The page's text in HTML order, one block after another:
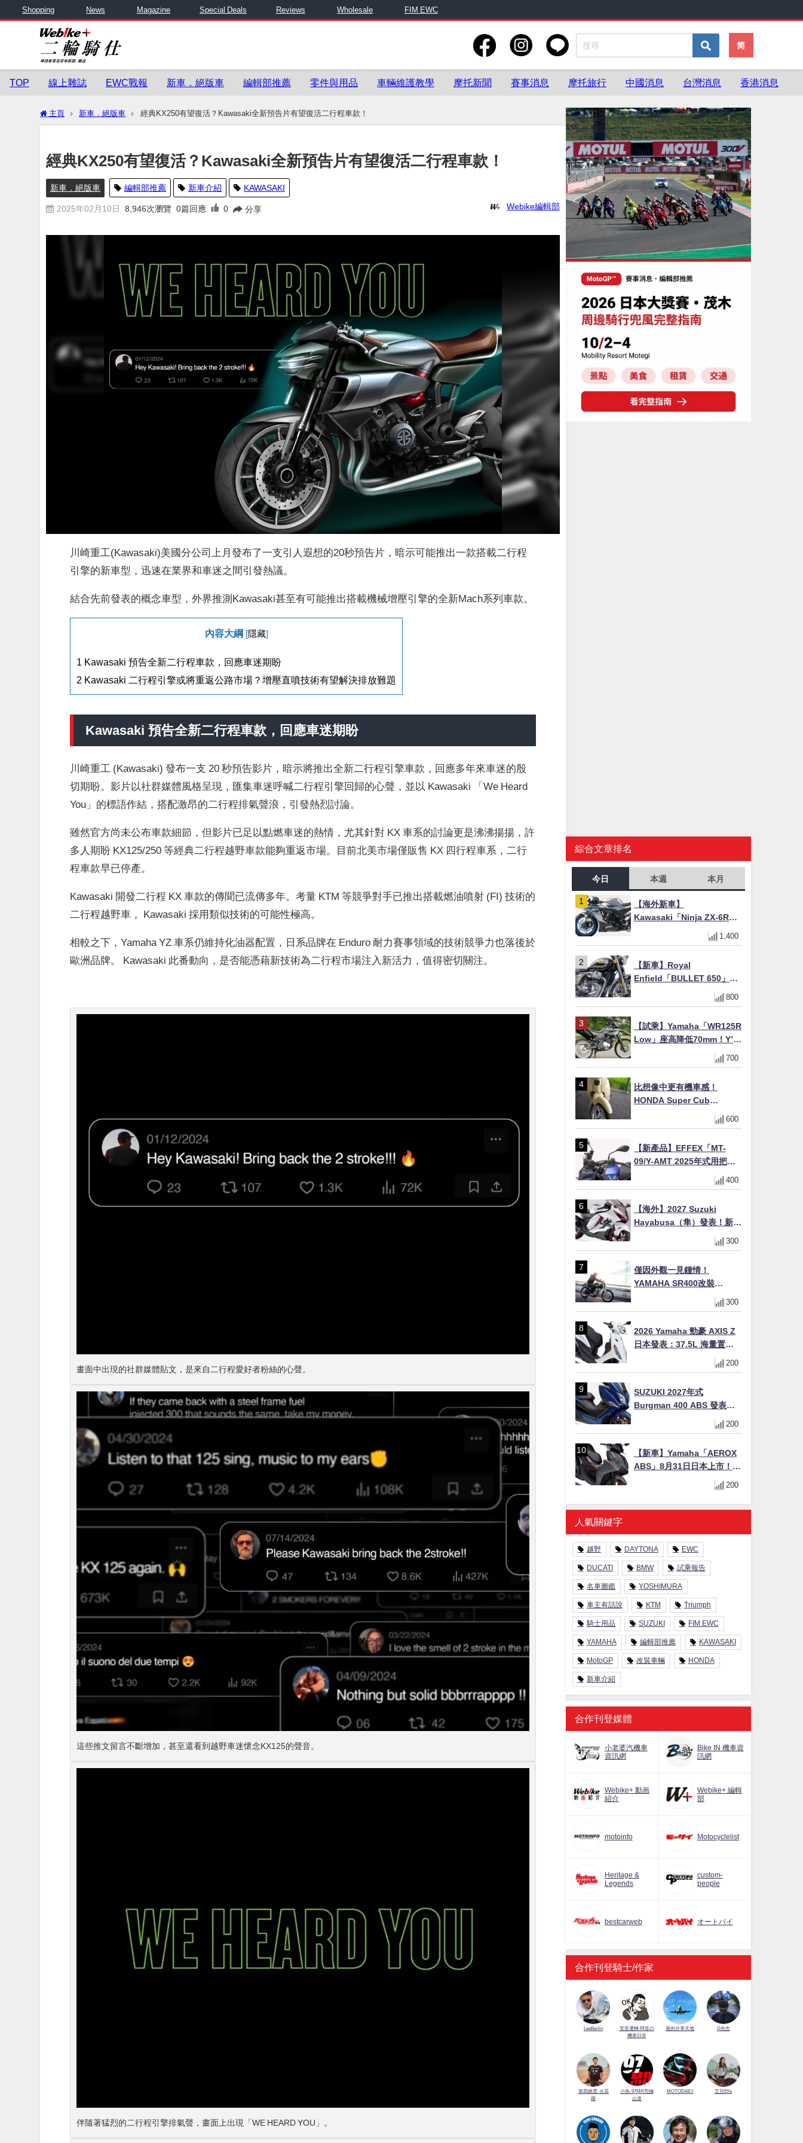
Shopping News Magazine Special Deals Reviews Wholesale FIM EWC
简
TOP 線上雜誌 EWC戰報 新車．絕版車 編輯部推薦 零件與用品 車輛維護教學 摩托新聞 賽事消息 摩托旅行 中國消息 台灣消息 香港消息
主頁 新車．絕版車 經典KX250有望復活？Kawasaki全新預告片有望復活二行程車款！
經典KX250有望復活？Kawasaki全新預告片有望復活二行程車款！
新車．絕版車 編輯部推薦 新車介紹 KAWASAKI
2025年02月10日 8,946次瀏覽 0篇回應 0 分享 Webike編輯部
川崎重工(Kawasaki)美國分公司上月發布了一支引人遐想的20秒預告片，暗示可能推出一款搭載二行程
引擎的新車型，迅速在業界和車迷之間引發熱議。
結合先前發表的概念車型，外界推測Kawasaki甚至有可能推出搭載機械增壓引擎的全新Mach系列車款。
內容大綱 隱藏]
1 Kawasaki 預告全新二行程車款，回應車迷期盼
2 Kawasaki 二行程引擎或將重返公路市場？增壓直噴技術有望解決排放難題
Kawasaki 預告全新二行程車款，回應車迷期盼
川崎重工 (Kawasaki) 發布一支 20 秒預告影片，暗示將推出全新二行程引擎車款，回應多年來車迷的殷
切期盼。影片以社群媒體風格呈現，匯集車迷呼喊二行程引擎回歸的心聲，並以 Kawasaki 「We Heard
You」的標語作結，搭配激昂的二行程排氣聲浪，引發熱烈討論。
雖然官方尚未公布車款細節，但影片已足以點燃車迷的熱情，尤其針對 KX 車系的討論更是沸沸揚揚，許
多人期盼 KX125/250 等經典二行程越野車款能夠重返市場。目前北美市場僅販售 KX 四行程車系，二行
程車款早已停產。
Kawasaki 開發二行程 KX 車款的傳聞已流傳多年。考量 KTM 等競爭對手已推出搭載燃油噴射 (FI) 技術的
二行程越野車， Kawasaki 採用類似技術的可能性極高。
相較之下，Yamaha YZ 車系仍維持化油器配置，日系品牌在 Enduro 耐力賽事領域的技術競爭力也落後於
歐洲品牌。 Kawasaki 此番動向，是否能憑藉新技術為二行程市場注入新活力，值得密切關注。
畫面中出現的社群媒體貼文，是來自二行程愛好者粉絲的心聲。
這些推文留言不斷增加，甚至還看到越野車迷懷念KX125的聲音。
伴隨著猛烈的二行程引擎排氣聲，畫面上出現「WE HEARD YOU」。
綜合文章排名
今日 本週 本月
【海外新車】
Kawasaki「Ninja ZX-6R」
2027年式北美發表！636cc
四缸×銀河銀/暮光藍新色
美元起
1,400
【新車】Royal
Enfield「BULLET 650」8
月27日日本發售（98萬日圓
～）！648cc空冷並列雙缸×
色
800
【試乘】Yamaha「WR125R
Low」座高降低70mm！Y’s
Gear低座高座墊×低座高連桿
×腳踏著地感大幅改善，越野
700
比想像中更有機車感！
HONDA Super Cub
110【Webike愛車精選】
600
【新產品】EFFEX「MT-
09/Y-AMT 2025年式用把手
Easy Fit Bar Plus」！高
7mm後移16mm直上×三色×
400
【海外】2027 Suzuki
Hayabusa（隼）發表！新增
Special Edition 特仕版，全
新珍珠白塗裝與專屬配備登
300
僅因外觀一見鍾情！
YAMAHA SR400改裝
Tracker風格｜ 女車主的機車
人生蛻變記
300
2026 Yamaha 勁豪 AXIS Z
日本發表：37.5L 海量置物
箱與51.9 km/L 極致油耗，
質感新色 3/31 上市！
200
SUZUKI 2027年式
Burgman 400 ABS 發表！
8/18日本上市、支援E10汽油
售價98萬100日圓
200
【新車】Yamaha「AEROX
ABS」8月31日日本上市！
YECVT三段降檔×YZF-R設計
×15PS，最接近超跑的155cc
速克達
200
人氣關鍵字
越野 DAYTONA EWC
DUCATI BMW 試乘報告
名車圖鑑 YOSHIMURA
車主有話說 KTM Triumph
騎士用品 SUZUKI FIM EWC
YAMAHA 編輯部推薦 KAWASAKI
MotoGP 改裝車輛 HONDA
新車介紹
合作刊登媒體
小老婆汽機車
資訊網
Bike IN 機車資
訊網
Webike+ 動画
紹介
Webike+ 編輯
部
motoinfo Motocyclelist
Heritage &
Legends
custom-
people
bestcarweb オートバイ
合作刊登騎士/作家
LeeBerlin
安筌運轉 阿筌の
機車日常
展的分享天地 G先生
第四維度-火花
羅
小魚-97MR究極
山道
MOTODAILY 艾兒Elle